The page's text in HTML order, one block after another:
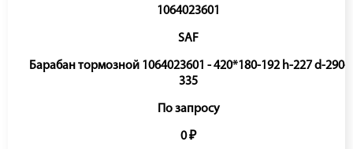
1064023601
SAF
Барабан тормозной 1064023601 - 420*180-192 h-227 d-290-
335
По запросу
0 ₽